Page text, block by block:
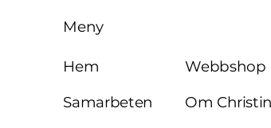
Meny
Hem
Samarbeten
Webbshop
Om